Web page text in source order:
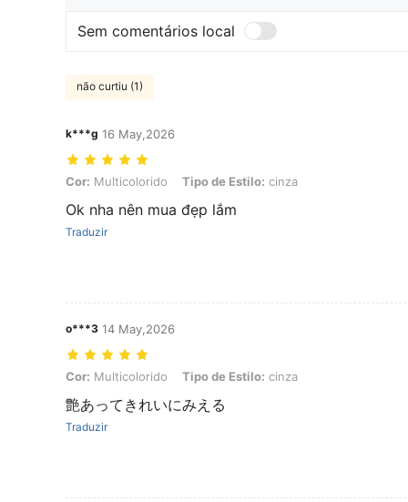
Sem comentários local
não curtiu (1)
k***g 16 May,2026
Cor: Multicolorido, Tipo de Estilo: cinza
Cor: Multicolorido Tipo de Estilo: cinza
Ok nha nên mua đẹp lắm
Traduzir
o***3 14 May,2026
Cor: Multicolorido, Tipo de Estilo: cinza
Cor: Multicolorido Tipo de Estilo: cinza
艶あってきれいにみえる
Traduzir